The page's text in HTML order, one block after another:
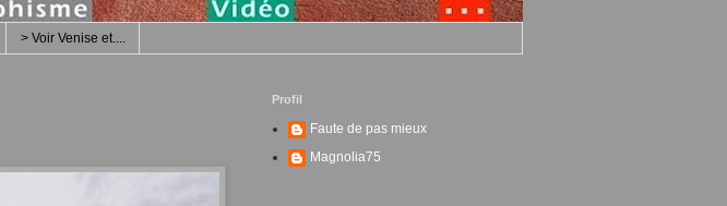
> Voir Venise et....
Profil
Faute de pas mieux
Magnolia75